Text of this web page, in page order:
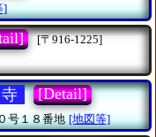
]
[〒916-1225]
[Detail]
号１８番地 [地図等]